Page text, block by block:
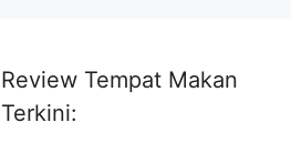
Review Tempat Makan
Terkini: